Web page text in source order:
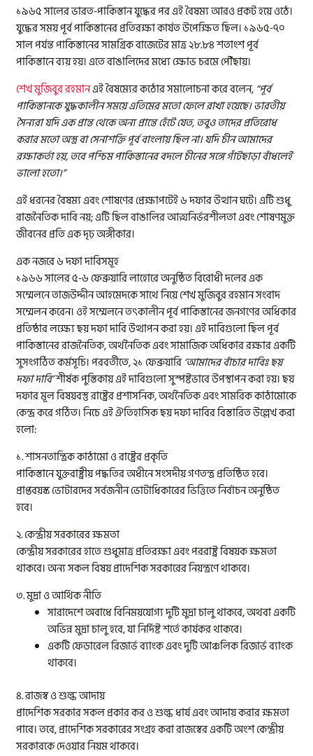
১৯৬৫ সালের ভারত-পাকিস্তান যুদ্ধের পর এই বৈষম্য আরও প্রকট হয়ে ওঠে।
যুদ্ধের সময় পূর্ব পাকিস্তানের প্রতিরক্ষা কার্যত উপেক্ষিত ছিল। ১৯৬৫-৭০
সাল পর্যন্ত পাকিস্তানের সামগ্রিক বাজেটের মাত্র ২৮.৮৪ শতাংশ পূর্ব
পাকিস্তানে ব্যয় হয়। এতে বাঙালিদের মধ্যে ক্ষোভ চরমে পৌঁছায়।
শেখ মুজিবুর রহমানএই বৈষম্যের কঠোর সমালোচনা করে বলেন, “পূর্ব
পাকিস্তানকে যুদ্ধকালীন সময়ে এতিমের মতো ফেলে রাখা হয়েছে। ভারতীয়
সৈন্যরা যদি এক প্রান্ত থেকে অন্য প্রান্তে হেঁটে যেত, তবুও তাদের প্রতিরোধ
করার মতো অস্ত্র বা সেনাশক্তি পূর্ব বাংলায় ছিল না। যদি চীন আমাদের
রক্ষাকর্তা হয়, তবে পশ্চিম পাকিস্তানের বদলে চীনের সঙ্গে গাঁটছাড়া বাঁধলেই
ভালো হতো।”
এই ধরনের বৈষম্য এবং শোষণের প্রেক্ষাপটেই ৬ দফার উত্থান ঘটে। এটি শুধু
রাজনৈতিক দাবি নয়; এটি ছিল বাঙালির আত্মনির্ভরশীলতা এবং শোষণমুক্ত
জীবনের প্রতি এক দৃঢ় অঙ্গীকার।
এক নজরে ৬ দফা দাবিসমূহ
১৯৬৬ সালের ৫-৬ ফেব্রুয়ারি লাহোরে অনুষ্ঠিত বিরোধী দলের এক
সম্মেলনে তাজউদ্দীন আহমেদকে সাথে নিয়ে শেখ মুজিবুর রহমান সংবাদ
সম্মেলন করেন। ওই সম্মেলনে তৎকালীন পূর্ব পাকিস্তানের জনগণের অধিকার
প্রতিষ্ঠার লক্ষ্যে ছয় দফা দাবি উত্থাপন করা হয়। এই দাবিগুলো ছিল পূর্ব
পাকিস্তানের রাজনৈতিক, অর্থনৈতিক এবং সামাজিক অধিকার রক্ষার একটি
সুসংগঠিত কর্মসূচি। পরবর্তীতে, ২১ ফেব্রুয়ারি‘আমাদের বাঁচার দাবিঃ ছয়
দফা দাবি’শীর্ষক পুস্তিকায় এই দাবিগুলো সুস্পষ্টভাবে উপস্থাপন করা হয়। ছয়
দফার মূল বিষয়বস্তু রাষ্ট্রের প্রশাসনিক, অর্থনৈতিক এবং সামরিক কাঠামোকে
কেন্দ্র করে গঠিত। নিচে এই ঐতিহাসিক ছয় দফা দাবির বিস্তারিত উল্লেখ করা
হলো:
১. শাসনতান্ত্রিক কাঠামো ও রাষ্ট্রের প্রকৃতি
পাকিস্তানে যুক্তরাষ্ট্রীয় পদ্ধতির অধীনে সংসদীয় গণতন্ত্র প্রতিষ্ঠিত হবে।
প্রাপ্তবয়স্ক ভোটারদের সর্বজনীন ভোটাধিকারের ভিত্তিতে নির্বাচন অনুষ্ঠিত
হবে।
২. কেন্দ্রীয় সরকারের ক্ষমতা
কেন্দ্রীয় সরকারের হাতে শুধুমাত্র প্রতিরক্ষা এবং পররাষ্ট্র বিষয়ক ক্ষমতা
থাকবে। অন্য সকল বিষয় প্রাদেশিক সরকারের নিয়ন্ত্রণে থাকবে।
৩. মুদ্রা ও আর্থিক নীতি
সারাদেশে অবাধে বিনিময়যোগ্য দুটি মুদ্রা চালু থাকবে, অথবা একটি
অভিন্ন মুদ্রা চালু হবে, যা নির্দিষ্ট শর্তে কার্যকর থাকবে।
একটি ফেডারেল রিজার্ভ ব্যাংক এবং দুটি আঞ্চলিক রিজার্ভ ব্যাংক
থাকবে।
৪. রাজস্ব ও শুল্ক আদায়
প্রাদেশিক সরকার সকল প্রকার কর ও শুল্ক ধার্য এবং আদায় করার ক্ষমতা
পাবে। তবে, প্রাদেশিক সরকারের সংগ্রহ করা রাজস্বের একটি অংশ কেন্দ্রীয়
সরকারকে দেওয়ার নিয়ম থাকবে।